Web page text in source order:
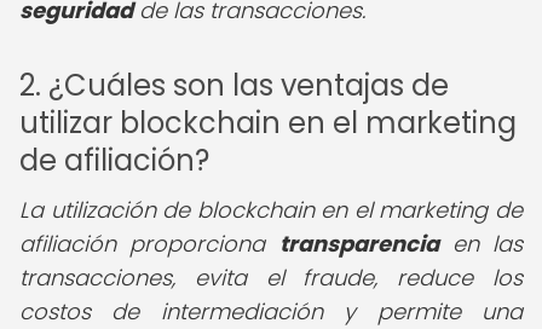
seguridadde las transacciones.
2. ¿Cuáles son las ventajas de
utilizar blockchain en el marketing
de afiliación?
La utilización de blockchain en el marketing de
afiliación proporciona transparenciaen las
transacciones, evita el fraude, reduce los
costos de intermediación y permite una